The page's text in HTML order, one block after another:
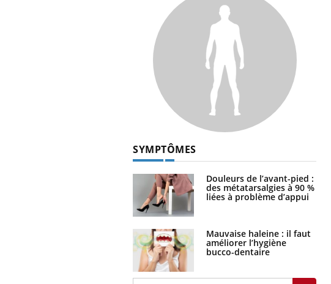
SYMPTÔMES
Douleurs de l’avant-pied :
des métatarsalgies à 90 %
liées à problème d’appui
Mauvaise haleine : il faut
améliorer l’hygiène
bucco-dentaire